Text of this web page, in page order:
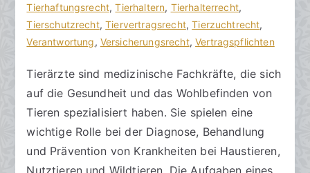
n
w
ä
t
e
t
l
i
h
t
a
m
Tierhaftungsrecht,Tierhaltern, Tierhalterrecht,
Tierschutzrecht,Tiervertragsrecht,Tierzuchtrecht,
Verantwortung, Versicherungsrecht,Vertragspflichten
zu
Tierarztaufgaben
und
Verantwortung
Tierärzte sind medizinische Fachkräfte, die sich
auf die Gesundheit und das Wohlbefinden von
Tieren spezialisiert haben. Sie spielen eine
wichtige Rolle bei der Diagnose, Behandlung
und Prävention von Krankheiten bei Haustieren,